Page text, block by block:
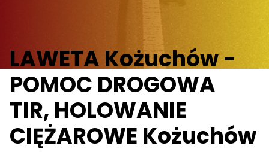
LAWETA Kożuchów -
POMOC DROGOWA
TIR, HOLOWANIE
CIĘŻAROWE Kożuchów